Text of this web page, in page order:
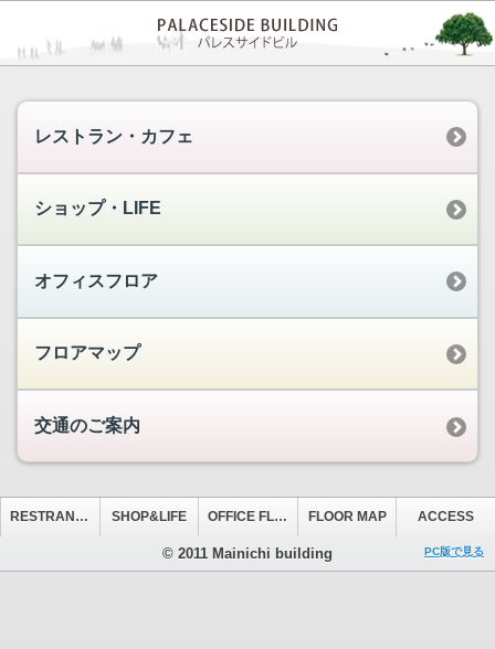
レストラン・カフェ
ショップ・LIFE
オフィスフロア
フロアマップ
交通のご案内
RESTRANT&CAFE SHOP&LIFE OFFICE FLOOR FLOOR MAP ACCESS
© 2011 Mainichi building PC版で見る